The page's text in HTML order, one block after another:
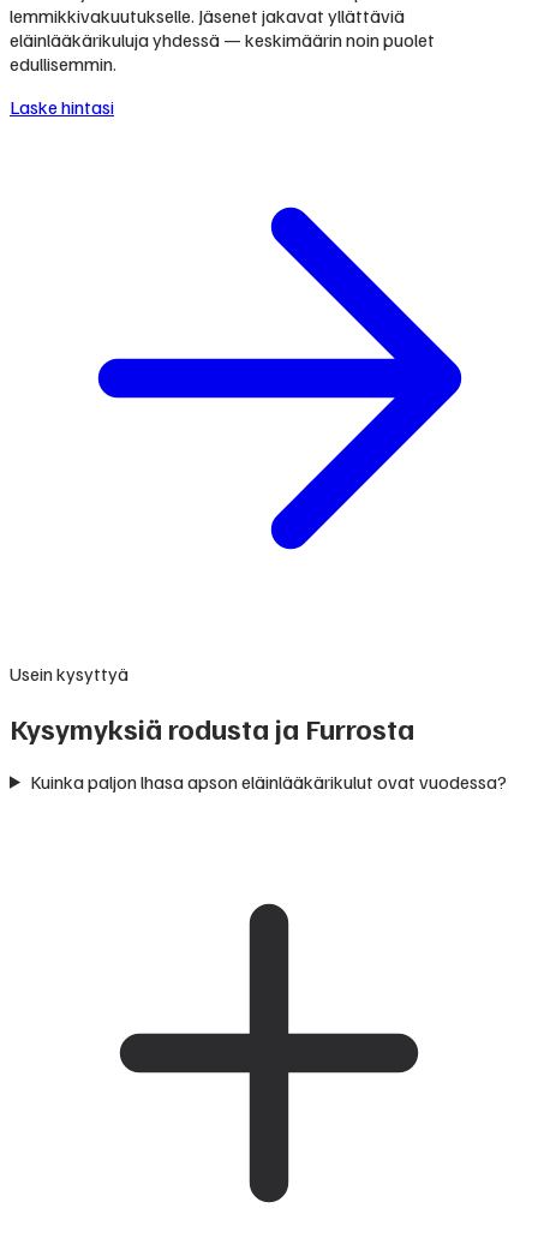
lemmikkivakuutukselle. Jäsenet jakavat yllättäviä
eläinlääkärikuluja yhdessä — keskimäärin noin puolet
edullisemmin.
Laske hintasi
Usein kysyttyä
Kysymyksiä rodusta ja Furrosta
Kuinka paljon lhasa apson eläinlääkärikulut ovat vuodessa?